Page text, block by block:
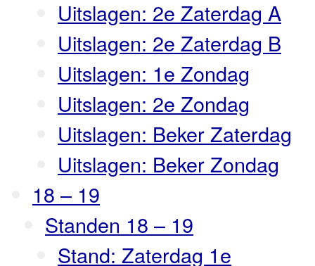
Uitslagen: 2e Zaterdag A
Uitslagen: 2e Zaterdag B
Uitslagen: 1e Zondag
Uitslagen: 2e Zondag
Uitslagen: Beker Zaterdag
Uitslagen: Beker Zondag
18 – 19
Standen 18 – 19
Stand: Zaterdag 1e